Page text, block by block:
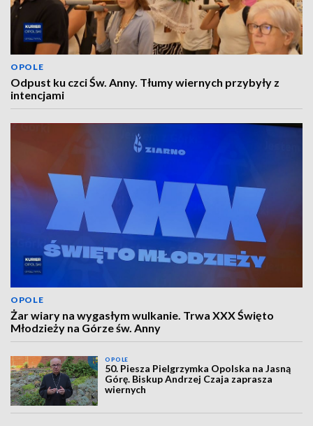
OPOLE
Odpust ku czci Św. Anny. Tłumy wiernych przybyły z
intencjami
OPOLE
Żar wiary na wygasłym wulkanie. Trwa XXX Święto
Młodzieży na Górze św. Anny
OPOLE
50. Piesza Pielgrzymka Opolska na Jasną
Górę. Biskup Andrzej Czaja zaprasza
wiernych